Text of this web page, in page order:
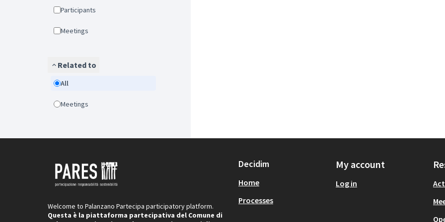
Participants
Meetings
Related to
All
Meetings
Welcome to Palanzano Partecipa participatory platform.
Questa è la piattaforma partecipativa del Comune di
Decidim
Home
Processes
My account
Log in